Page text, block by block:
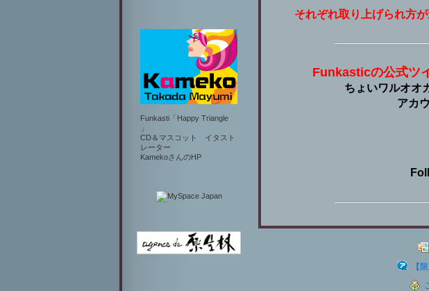
Funkasti「Happy Triangle
」
CD＆マスコット イタスト
レーター
KamekoさんのHP
それぞれ取り上げられ方
Funkasticの公式ツ
ちょいワルオオ
アカ
【